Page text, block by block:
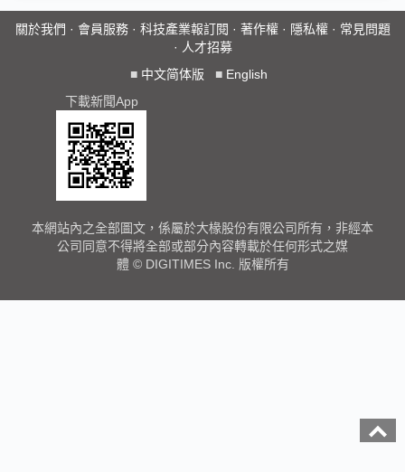
關於我們 · 會員服務· 科技產業報訂閱 · 著作權· 隱私權· 常見問題
· 人才招募
■ 中文简体版 ■ English
下載新聞App
本網站內之全部圖文，係屬於大椽股份有限公司所有，非經本
公司同意不得將全部或部分內容轉載於任何形式之媒
體 © DIGITIMES Inc. 版權所有